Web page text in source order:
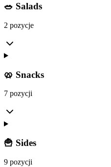
🥗 Salads
2 pozycje
🥨 Snacks
7 pozycji
🍟 Sides
9 pozycji